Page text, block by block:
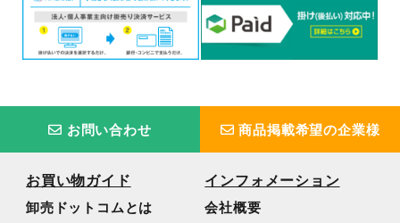
お問い合わせ 商品掲載希望の企業様
お買い物ガイド
卸売ドットコムとは
インフォメーション
会社概要